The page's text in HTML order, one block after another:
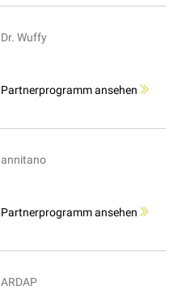
Dr. Wuffy
Partnerprogramm ansehen
annitano
Partnerprogramm ansehen
ARDAP